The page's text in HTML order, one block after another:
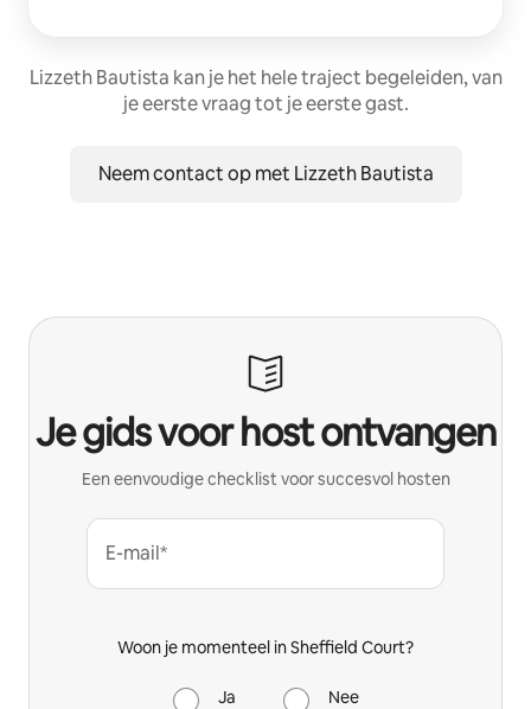
Lizzeth Bautista kan je het hele traject begeleiden, van
je eerste vraag tot je eerste gast.
Neem contact op met Lizzeth Bautista
Je gids voor host ontvangen
Een eenvoudige checklist voor succesvol hosten
E-mail*
Woon je momenteel in Sheffield Court?
Ja Nee